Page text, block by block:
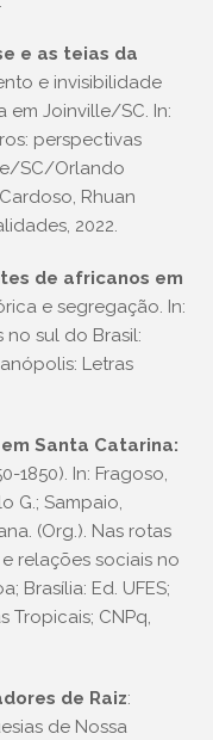
e as teias da
e invisibilidade
Joinville/SC. In:
perspectivas
SC/Orlando
Rhuan
2022.
de africanos em
e segregação. In:
no sul do Brasil:
Letras
Santa Catarina:
1850). In: Fragoso,
G.; Sampaio,
(Org.). Nas rotas
relações sociais no
Brasília: Ed. UFES;
Tropicais; CNPq,
de Raiz:
de Nossa